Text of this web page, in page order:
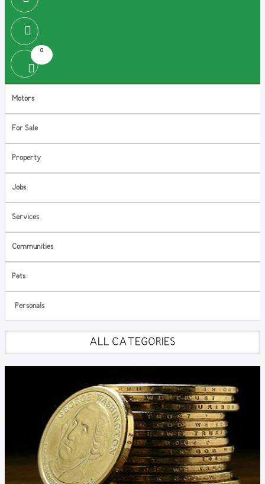
0
Motors
For Sale
Property
Jobs
Services
Communities
Pets
Personals
ALL CATEGORIES